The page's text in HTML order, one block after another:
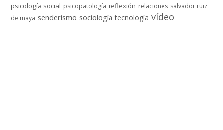
psicología social psicopatología reflexión relaciones salvador ruiz
de maya senderismo sociología tecnología vídeo